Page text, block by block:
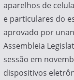
aparelhos de
e particulares do
aprovado por
Assembleia
sessão em
dispositivos